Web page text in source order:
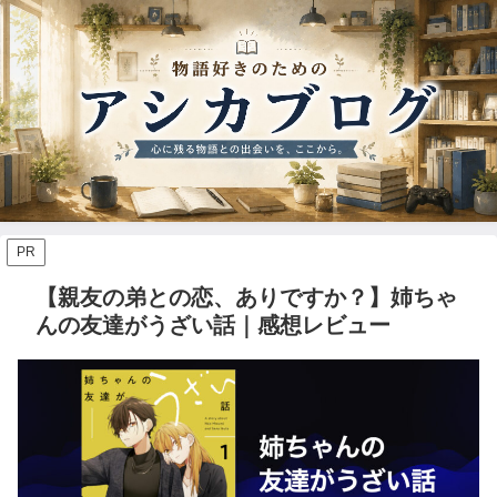
PR
【親友の弟との恋、ありですか？】姉ちゃ
んの友達がうざい話｜感想レビュー